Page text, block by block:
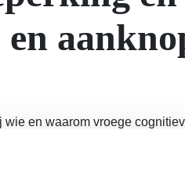
wie en waarom vroege
gerelateerd is
Waar mogelijk, gaan